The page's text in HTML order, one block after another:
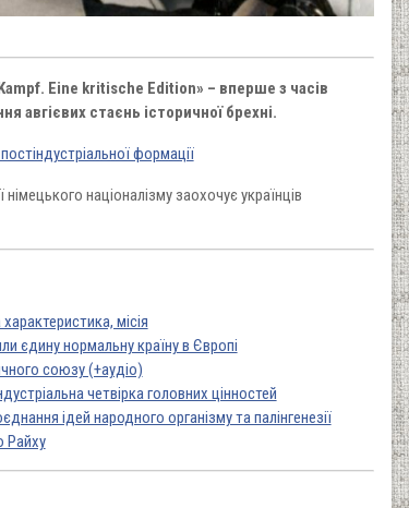
Eine kritische Edition» – вперше з часів
авгієвих стаєнь історичної брехні.
формації
націоналізму заохочує українців
місія
єдину нормальну країну в Європі
союзу (+аудіо)
четвірка головних цінностей
ідей народного організму та палінгенезії
Райху